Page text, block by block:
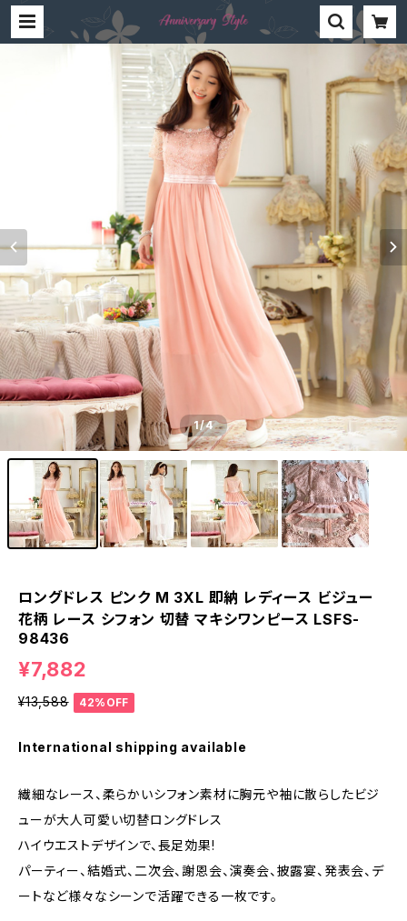
1/4
ロングドレス ピンク M 3XL 即納 レディース ビジュー
花柄 レース シフォン 切替 マキシワンピース LSFS-
98436
¥7,882
¥13,588 42%OFF
International shipping available
繊細なレース、柔らかいシフォン素材に胸元や袖に散らしたビジ
ューが大人可愛い切替ロングドレス
ハイウエストデザインで、長足効果!
パーティー、結婚式、二次会、謝恩会、演奏会、披露宴、発表会、デ
ートなど様々なシーンで活躍できる一枚です。